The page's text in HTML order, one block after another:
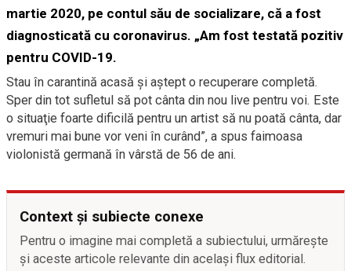
martie 2020, pe contul său de socializare, că a fost
diagnosticată cu coronavirus. „Am fost testată pozitiv
pentru COVID-19.
Stau în carantină acasă şi aştept o recuperare completă.
Sper din tot sufletul să pot cânta din nou live pentru voi. Este
o situaţie foarte dificilă pentru un artist să nu poată cânta, dar
vremuri mai bune vor veni în curând”, a spus faimoasa
violonistă germană în vârstă de 56 de ani.
Context și subiecte conexe
Pentru o imagine mai completă a subiectului, urmărește
și aceste articole relevante din același flux editorial.